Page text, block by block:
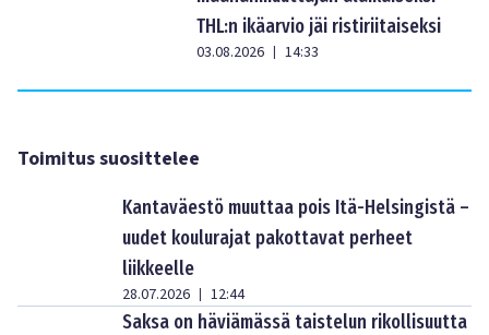
THL:n ikäarvio jäi ristiriitaiseksi
03.08.2026 | 14:33
Toimitus suosittelee
Kantaväestö muuttaa pois Itä-Helsingistä –
uudet koulurajat pakottavat perheet
liikkeelle
28.07.2026 | 12:44
Saksa on häviämässä taistelun rikollisuutta